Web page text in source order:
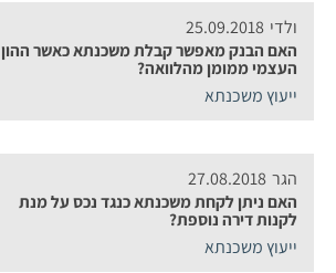
ולדי 25.09.2018
האם הבנק מאפשר קבלת משכנתא כאשר ההון
העצמי ממומן מהלוואה?
ייעוץ משכנתא
הגר 27.08.2018
האם ניתן לקחת משכנתא כנגד נכס על מנת
לקנות דירה נוספת?
ייעוץ משכנתא